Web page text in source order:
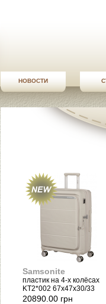
НОВОСТИ
Samsonite
пластик на 4-х колёсах
KT2*002 67x47x30/33
20890.00 грн